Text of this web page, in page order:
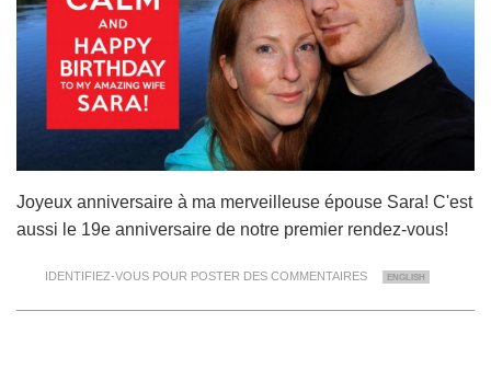
Joyeux anniversaire à ma merveilleuse épouse Sara! C'est
aussi le 19e anniversaire de notre premier rendez-vous!
IDENTIFIEZ-VOUS POUR POSTER DES COMMENTAIRES ENGLISH